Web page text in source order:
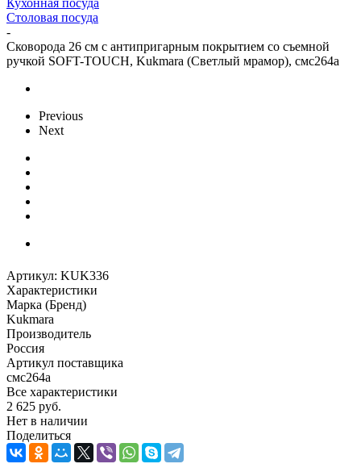
Столовая посуда
-
Сковорода 26 см с антипригарным покрытием со съемной
ручкой SOFT-TOUCH, Kukmara (Светлый мрамор), смс264а
Previous
Next
Артикул: KUK336
Характеристики
Марка (Бренд)
Kukmara
Производитель
Россия
Артикул поставщика
смс264а
Все характеристики
2 625 руб.
Нет в наличии
Поделиться